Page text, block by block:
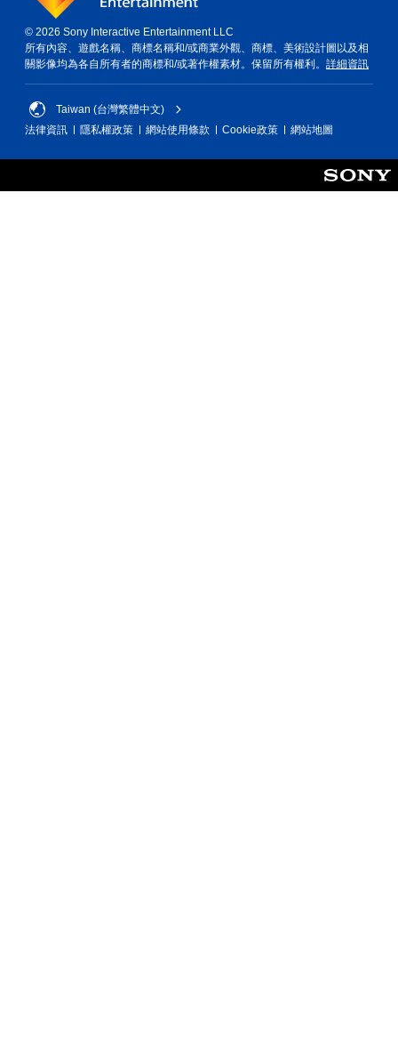
© 2026 Sony Interactive Entertainment LLC
所有內容、遊戲名稱、商標名稱和/或商業外觀、商標、美術設計圖以及相
關影像均為各自所有者的商標和/或著作權素材。保留所有權利。 詳細資訊
Taiwan (台灣繁體中文)
法律資訊
隱私權政策 網站使用條款 Cookie政策 網站地圖